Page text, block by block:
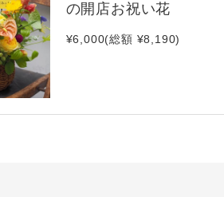
の開店お祝い花
¥6,000(総額 ¥8,190)